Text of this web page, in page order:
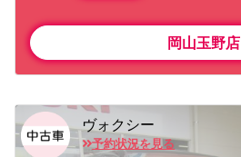
岡山玉野店
ヴォクシー
予約状況を見る